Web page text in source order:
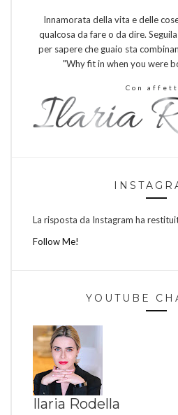
Innamorata della vita e delle
qualcosa da fare o da dire.
per sapere che guaio sta
"Why fit in when you were
Con
La risposta da Instagram ha
Follow Me!
YOUTUBE
Ilaria Rodella